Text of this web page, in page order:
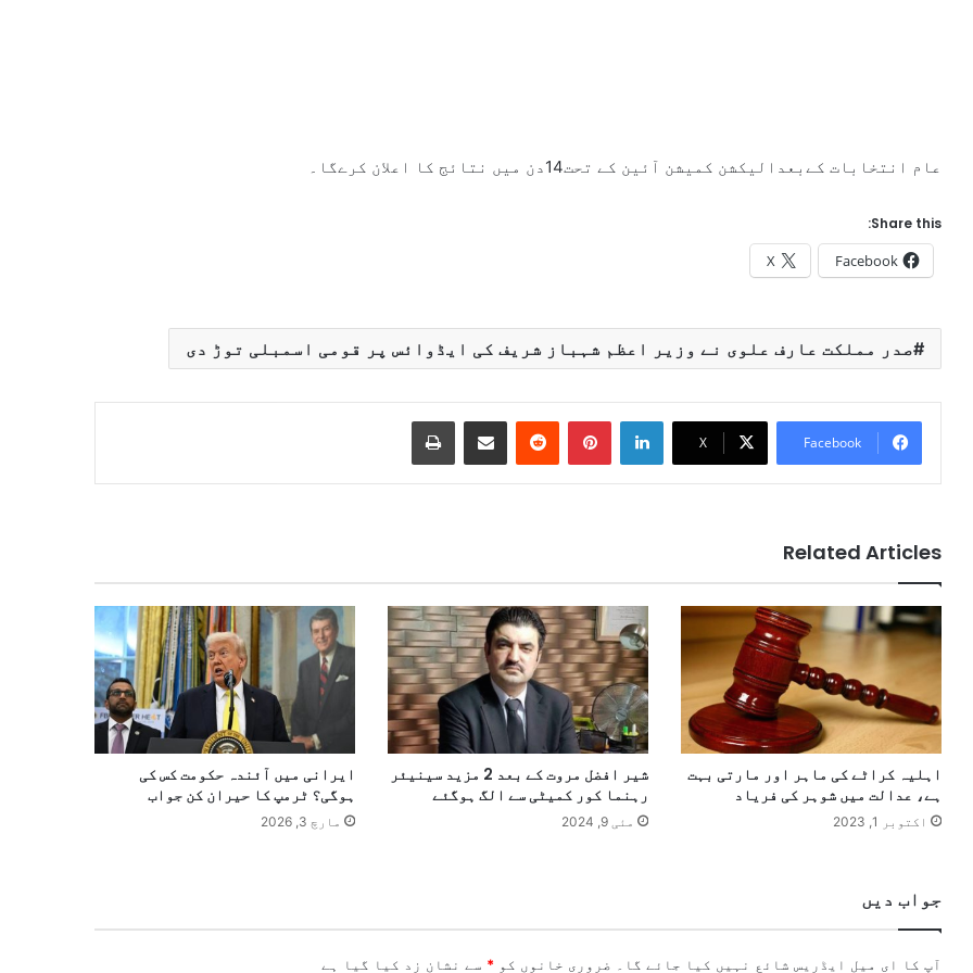
عام انتخابات کےبعدالیکشن کمیشن آئین کے تحت14دن میں نتائج کا اعلان کرےگا۔
Share this:
Facebook
X
صدر مملکت عارف علوی نے وزیر اعظم شہباز شریف کی ایڈوائس پر قومی اسمبلی توڑ دی
Facebook
X
Related Articles
اہلیہ کراٹے کی ماہر اور مارتی بہت
ہے، عدالت میں شوہر کی فریاد
اکتوبر 1, 2023
شیر افضل مروت کے بعد 2 مزید سینیئر
رہنما کور کمیٹی سے الگ ہوگئے
مئی 9, 2024
ایرانی میں آئندہ حکومت کس کی
ہوگی؟ ٹرمپ کا حیران کن جواب
مارچ 3, 2026
جواب دیں
آپ کا ای میل ایڈریس شائع نہیں کیا جائے گا۔ ضروری خانوں کو * سے نشان زد کیا گیا ہے